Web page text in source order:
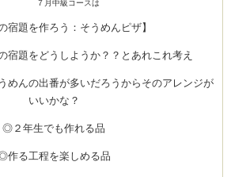
７月中級コースは
宿題を作ろう：そうめんピザ】
宿題をどうしようか？？とあれこれ考え
めんの出番が多いだろうからそのアレンジが
いいかな？
◎２年生でも作れる品
作る工程を楽しめる品